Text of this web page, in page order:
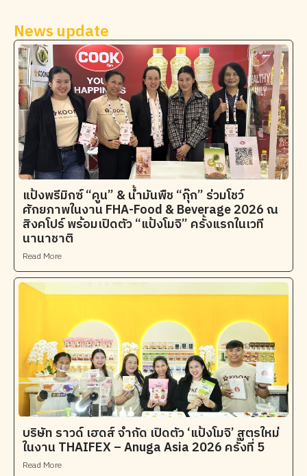
News update
แป้งพรีมิกซ์ “คูน” & น้ำมันพืช “กุ๊ก” ร่วมโชว์
ศักยภาพในงาน FHA-Food & Beverage 2026 ณ
สิงคโปร์ พร้อมเปิดตัว “แป้งโมจิ” ครั้งแรกในเวที
นานาชาติ
Read More
บริษัท ราวด์ เฮดส์ จำกัด เปิดตัว ‘แป้งโมจิ’ สูตรใหม่
ในงาน THAIFEX – Anuga Asia 2026 ครั้งที่ 5
Read More